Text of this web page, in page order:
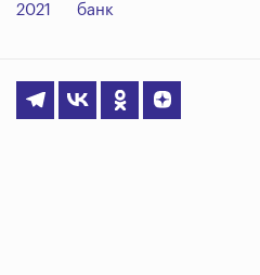
2021 банк